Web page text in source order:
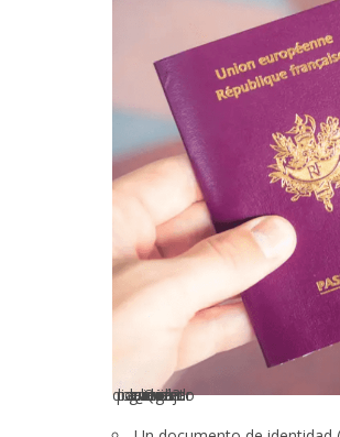
¿Qué documento de identidad para viajar a la isla griega?